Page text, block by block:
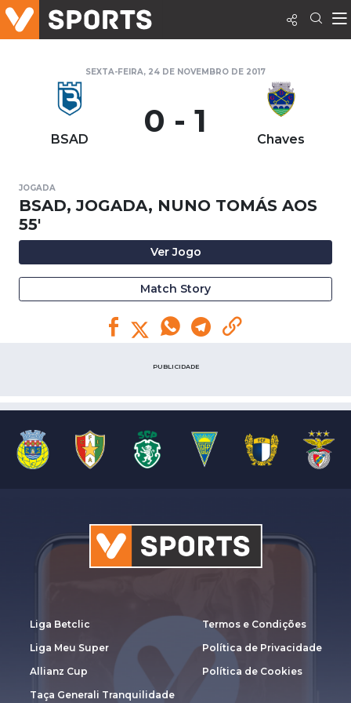
SEXTA-FEIRA, 24 DE NOVEMBRO DE 2017
BSAD 0 - 1 Chaves
JOGADA
BSAD, JOGADA, NUNO TOMÁS AOS
55'
Ver Jogo
Match Story
PUBLICIDADE
Liga Betclic
Liga Meu Super
Allianz Cup
Taça Generali Tranquilidade
Termos e Condições
Política de Privacidade
Política de Cookies